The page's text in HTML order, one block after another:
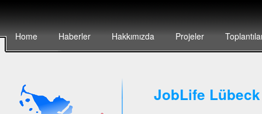
Home Haberler Hakkımızda Projeler
JobLife Lübeck